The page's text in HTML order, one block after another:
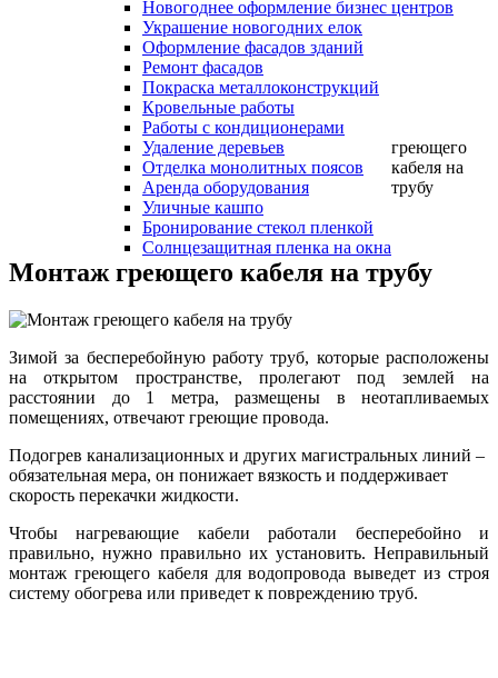
Новогоднее оформление бизнес центров
Украшение новогодних елок
Оформление фасадов зданий
Ремонт фасадов
Покраска металлоконструкций
Кровельные работы
Работы с кондиционерами
Удаление деревьев
Отделка монолитных поясов
Аренда оборудования
Уличные кашпо
Бронирование стекол пленкой
Солнцезащитная пленка на окна
греющего
кабеля на
трубу
Монтаж греющего кабеля на трубу
Зимой за бесперебойную работу труб, которые расположены
на открытом пространстве, пролегают под землей на
расстоянии до 1 метра, размещены в неотапливаемых
помещениях, отвечают греющие провода.
Подогрев канализационных и других магистральных линий –
обязательная мера, он понижает вязкость и поддерживает
скорость перекачки жидкости.
Чтобы нагревающие кабели работали бесперебойно и
правильно, нужно правильно их установить. Неправильный
монтаж греющего кабеля для водопровода выведет из строя
систему обогрева или приведет к повреждению труб.